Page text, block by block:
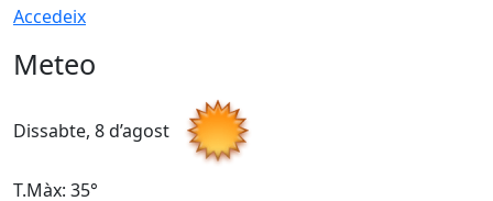
Accedeix
Meteo
Dissabte, 8 d’agost
T.Màx: 35°